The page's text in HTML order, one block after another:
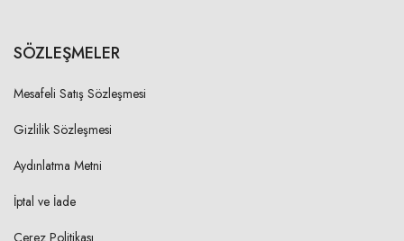
SÖZLEŞMELER
Mesafeli Satış Sözleşmesi
Gizlilik Sözleşmesi
Aydınlatma Metni
İptal ve İade
Çerez Politikası